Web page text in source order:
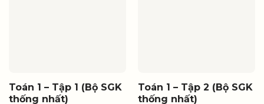
Toán 1 – Tập 1 (Bộ SGK
thống nhất)
Toán 1 – Tập 2 (Bộ SGK
thống nhất)